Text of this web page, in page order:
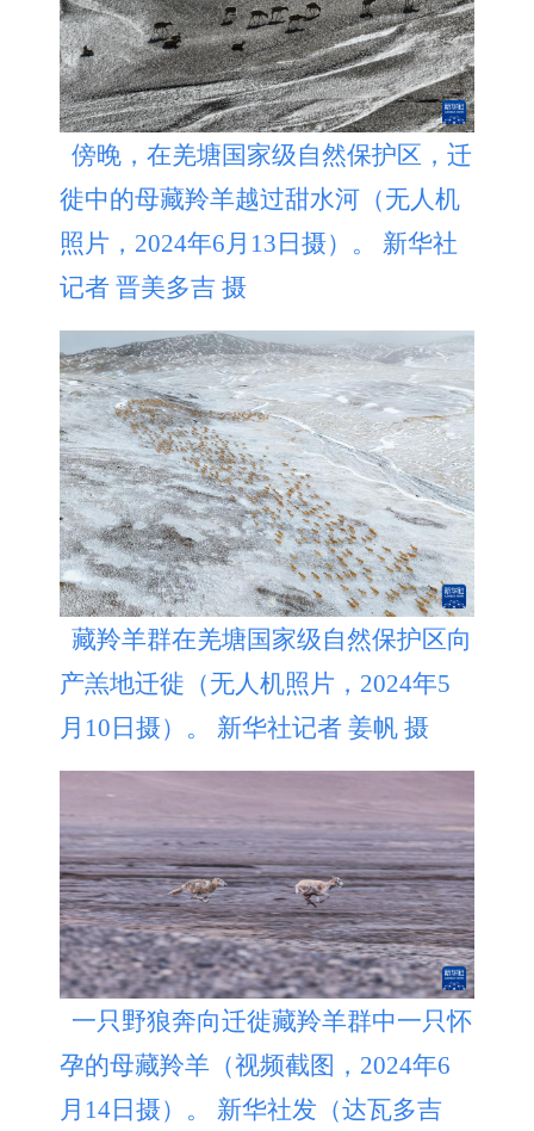
傍晚，在羌塘国家级自然保护区，迁
徙中的母藏羚羊越过甜水河（无人机
照片，2024年6月13日摄）。 新华社
记者 晋美多吉 摄
藏羚羊群在羌塘国家级自然保护区向
产羔地迁徙（无人机照片，2024年5
月10日摄）。 新华社记者 姜帆 摄
一只野狼奔向迁徙藏羚羊群中一只怀
孕的母藏羚羊（视频截图，2024年6
月14日摄）。 新华社发（达瓦多吉